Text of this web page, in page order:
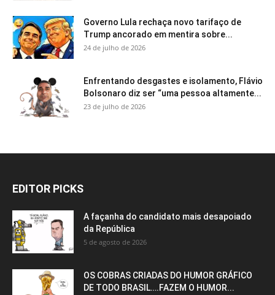
Governo Lula rechaça novo tarifaço de
Trump ancorado em mentira sobre...
24 de julho de 2026
Enfrentando desgastes e isolamento, Flávio
Bolsonaro diz ser “uma pessoa altamente...
23 de julho de 2026
EDITOR PICKS
A façanha do candidato mais desapoiado
da República
5 de agosto de 2026
OS COBRAS CRIADAS DO HUMOR GRÁFICO
DE TODO BRASIL….FAZEM O HUMOR...